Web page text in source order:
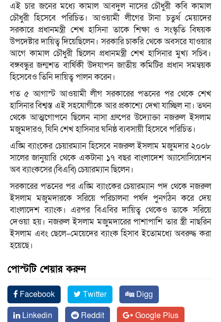
এই চার জনের মধ্যে কামাল আবদুল নাসের চৌধুরী কবি কামাল
চৌধুরী হিসেবে পরিচিত। আওয়ামী লীগের টানা চতুর্থ মেয়াদের
সরকারে প্রধানমন্ত্রী শেখ হাসিনা তাকে শিক্ষা ও সংস্কৃতি বিষয়ক
উপদেষ্টার দায়িত্ব দিয়েছিলেন। সরকারি চাকরি থেকে অবসরে যাওয়ার
আগে কামাল চৌধুরী ছিলেন প্রধানমন্ত্রী শেখ হাসিনার মুখ্য সচিব।
বঙ্গবন্ধুর জন্মশত বার্ষিকী উদযাপন জাতীয় কমিটির প্রধান সমন্বয়ক
হিসেবেও তিনি দায়িত্ব পালন করেন।
গত ৫ আগাস্ট আওয়ামী লীগ সরকারের পতনের পর থেকে শেখ
হাসিনার বিশ্বস্ত এই সহযোগীকে আর প্রকাশ্যে দেখা যাচ্ছিল না। তথন
থেকে আত্মগোপনে ছিলেন নাসা গ্রুপের উদ্যোক্তা নজরুল ইসলাম
মজুমদারও, যিনি শেখ হাসিনার ঘনিষ্ঠ ব্যবসায়ী হিসেবে পরিচিত।
এঙ্মি ব্যাংকের চেয়ারম্যান হিসেবে নজরুল ইসলাম মজুমদার ২০০৮
সালের জানুয়ারি থেকে একটানা ১৭ বছর বাংলাদেশ অ্যাসোসিয়েশন
অব ব্যাংকসের (বিএবি) চেয়ারম্যান ছিলেন।
সরকারের পতনের পর এঙ্মি ব্যাংকের চেয়ারম্যান পদ থেকে নজরুল
ইসলাম মজুমদারকে সরিয়ে পরিচালনা পর্ষদ পুনর্গঠন করে দেয়
বাংলাদেশ ব্যাংক। এরপর বিএবির দায়িত্ব থেকেও তাকে সরিয়ে
দেওয়া হয়। নজরুল ইসলাম মজুমদারের পাশাপাশি তার স্ত্রী নাছরিন
ইসলাম এবং ছেলে–মেয়েদের ব্যাংক হিসাব ইতোমধ্যে অবরুদ্ধ করা
হয়েছে।
পোস্টটি শেয়ার করুন
Facebook Twitter
Digg
Linkedin
Reddit
Google Plus